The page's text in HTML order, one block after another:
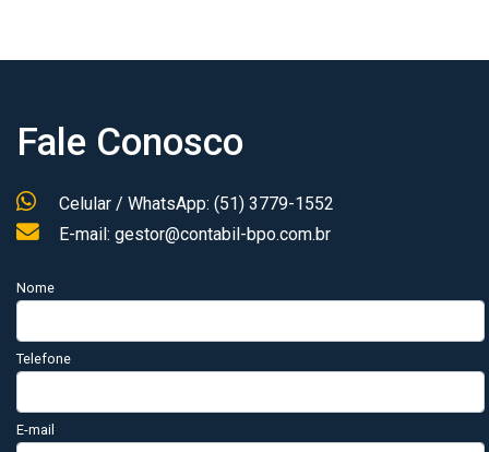
Fale Conosco
Celular / WhatsApp: (51) 3779-1552
E-mail: gestor@contabil-bpo.com.br
Nome
Telefone
E-mail